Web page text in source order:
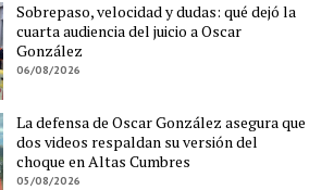
Sobrepaso, velocidad y dudas: qué dejó la
cuarta audiencia del juicio a Oscar
González
06/08/2026
La defensa de Oscar González asegura que
dos videos respaldan su versión del
choque en Altas Cumbres
05/08/2026